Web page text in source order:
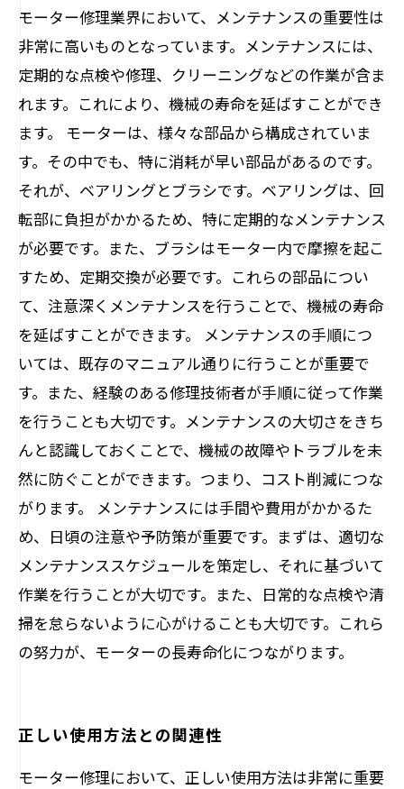
モーター修理業界において、メンテナンスの重要性は
非常に高いものとなっています。メンテナンスには、
定期的な点検や修理、クリーニングなどの作業が含ま
れます。これにより、機械の寿命を延ばすことができ
ます。 モーターは、様々な部品から構成されていま
す。その中でも、特に消耗が早い部品があるのです。
それが、ベアリングとブラシです。ベアリングは、回
転部に負担がかかるため、特に定期的なメンテナンス
が必要です。また、ブラシはモーター内で摩擦を起こ
すため、定期交換が必要です。これらの部品につい
て、注意深くメンテナンスを行うことで、機械の寿命
を延ばすことができます。 メンテナンスの手順につ
いては、既存のマニュアル通りに行うことが重要で
す。また、経験のある修理技術者が手順に従って作業
を行うことも大切です。メンテナンスの大切さをきち
んと認識しておくことで、機械の故障やトラブルを未
然に防ぐことができます。つまり、コスト削減につな
がります。 メンテナンスには手間や費用がかかるた
め、日頃の注意や予防策が重要です。まずは、適切な
メンテナンススケジュールを策定し、それに基づいて
作業を行うことが大切です。また、日常的な点検や清
掃を怠らないように心がけることも大切です。これら
の努力が、モーターの長寿命化につながります。
正しい使用方法との関連性
モーター修理において、正しい使用方法は非常に重要